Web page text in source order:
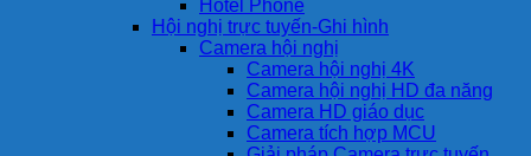
Hotel Phone
Hội nghị trực tuyến-Ghi hình
Camera hội nghị
Camera hội nghị 4K
Camera hội nghị HD đa năng
Camera HD giáo dục
Camera tích hợp MCU